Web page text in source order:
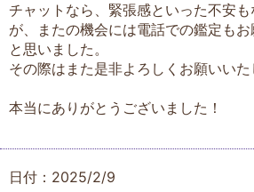
チャットなら、緊張感といった不安
が、またの機会には電話での鑑定もお
と思いました。
その際はまた是非よろしくお願いいた
本当にありがとうございました！
日付：2025/2/9